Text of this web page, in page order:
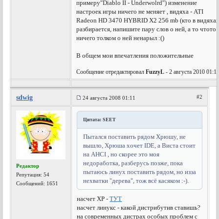
примеру"Diablo II - Underwolrd") изменение
настроек игры ничего не меняет , видяха - ATI
Radeon HD 3470 HYBRID X2 256 mb (кто в
разбирается, напишите пару слов о ней, а то чтото
ничего толком о ней ненарыл :()
В общем мои впечатления положительные
Сообщение отредактировалFuzzyL - 2 августа 2010
sdwig 24 августа 2008 01:11 #2
Редактор
Репутация:54
Сообщений: 1651
Цитата: SEET
Пытался поставить рядом Хрюшу, не
вышло, Хрюша хочет IDE, а Виста стоит
на AHCI , но скорее это моя
недоработка, разберусь позже, пока
пытаюсь линух поставить рядом, но изза
нехватки "дерева", тож всё касяком :-).
насчет ХР -ТУТ
насчет линукс - какой дистрибутив ставишь?
на современных дистрах особых проблем с